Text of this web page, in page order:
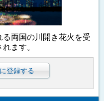
る両国の川開き花火を受
ます。
登録する